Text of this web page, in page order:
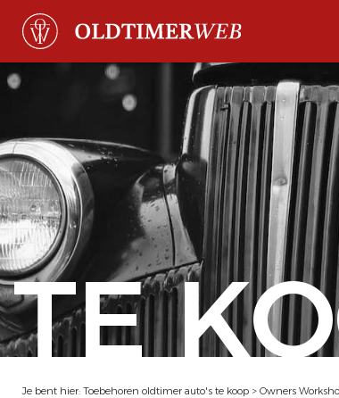
TE
Je bent hier: Toebehoren oldtimer auto's te koop > Owners